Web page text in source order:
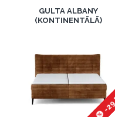
GULTA ALBANY
(KONTINENTĀLĀ)
-